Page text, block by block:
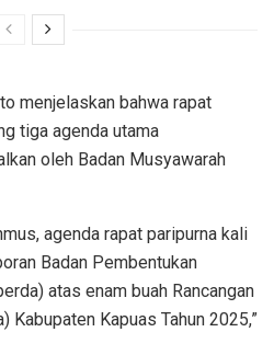
menjelaskan bahwa rapat
tiga agenda utama
oleh Badan Musyawarah
agenda rapat paripurna kali
Badan Pembentukan
atas enam buah Rancangan
Kabupaten Kapuas Tahun 2025,”